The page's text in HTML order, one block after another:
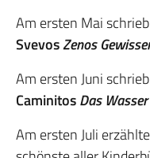
Am ersten Mai schrieb
SvevosZenos
Am ersten Juni schrieb
CaminitosDas
Am ersten Juli erzählte